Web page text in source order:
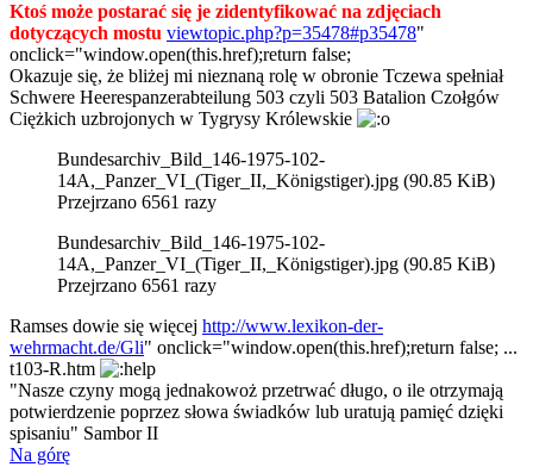
Ktoś może postarać się je zidentyfikować na zdjęciach
dotyczących mostu viewtopic.php?p=35478#p35478"
onclick="window.open(this.href);return false;
Okazuje się, że bliżej mi nieznaną rolę w obronie Tczewa spełniał
Schwere Heerespanzerabteilung 503 czyli 503 Batalion Czołgów
Ciężkich uzbrojonych w Tygrysy Królewskie
Bundesarchiv_Bild_146-1975-102-
14A,_Panzer_VI_(Tiger_II,_Königstiger).jpg (90.85 KiB)
Przejrzano 6561 razy
Bundesarchiv_Bild_146-1975-102-
14A,_Panzer_VI_(Tiger_II,_Königstiger).jpg (90.85 KiB)
Przejrzano 6561 razy
Ramses dowie się więcej http://www.lexikon-der-
wehrmacht.de/Gli" onclick="window.open(this.href);return false; ...
t103-R.htm
"Nasze czyny mogą jednakowoż przetrwać długo, o ile otrzymają
potwierdzenie poprzez słowa świadków lub uratują pamięć dzięki
spisaniu" Sambor II
Na górę